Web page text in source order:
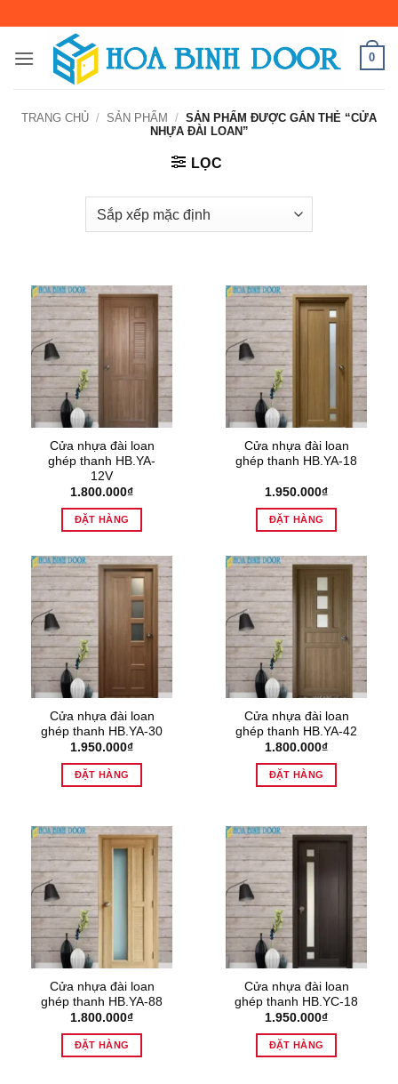
nội
0
TRANG CHỦ / SẢN PHẨM / SẢN PHẨM ĐƯỢC GẮN THẺ “CỬA
NHỰA ĐÀI LOAN”
LỌC
Cửa nhựa đài loan
ghép thanh HB.YA-
12V
1.800.000₫
ĐẶT HÀNG
Cửa nhựa đài loan
ghép thanh HB.YA-18
1.950.000₫
ĐẶT HÀNG
Cửa nhựa đài loan
ghép thanh HB.YA-30
1.950.000₫
ĐẶT HÀNG
Cửa nhựa đài loan
ghép thanh HB.YA-42
1.800.000₫
ĐẶT HÀNG
Cửa nhựa đài loan
ghép thanh HB.YA-88
1.800.000₫
ĐẶT HÀNG
Cửa nhựa đài loan
ghép thanh HB.YC-18
1.950.000₫
ĐẶT HÀNG